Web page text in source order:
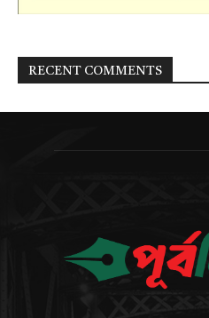
RECENT COMMENTS